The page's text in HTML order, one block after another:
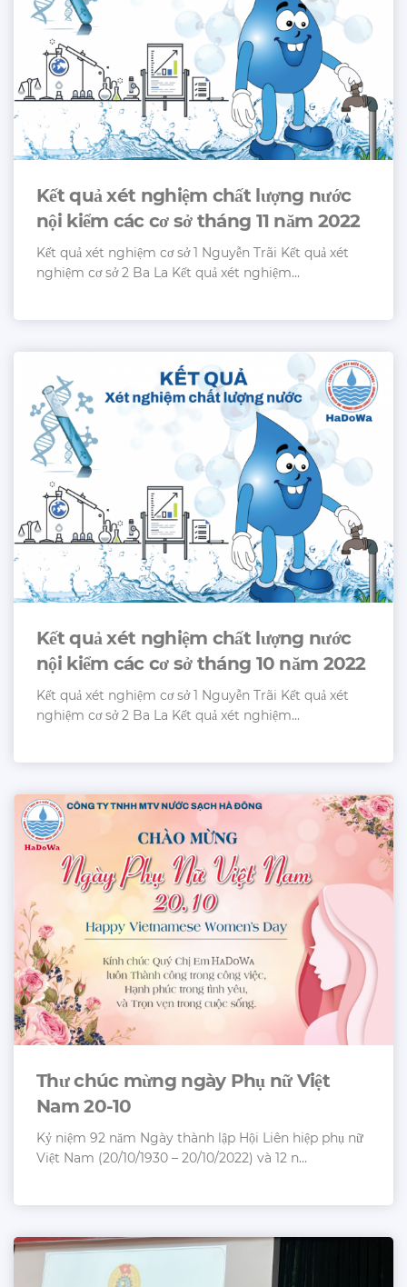
Kết quả xét nghiệm chất lượng nước
nội kiểm các cơ sở tháng 11 năm 2022
Kết quả xét nghiệm cơ sở 1 Nguyễn Trãi Kết quả xét
nghiệm cơ sở 2 Ba La Kết quả xét nghiệm...
Kết quả xét nghiệm chất lượng nước
nội kiểm các cơ sở tháng 10 năm 2022
Kết quả xét nghiệm cơ sở 1 Nguyễn Trãi Kết quả xét
nghiệm cơ sở 2 Ba La Kết quả xét nghiệm...
Thư chúc mừng ngày Phụ nữ Việt
Nam 20-10
Kỷ niệm 92 năm Ngày thành lập Hội Liên hiệp phụ nữ
Việt Nam (20/10/1930 – 20/10/2022) và 12 n...